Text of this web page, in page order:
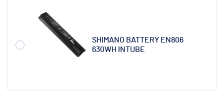
SHIMANO BATTERY EN806
630WH INTUBE